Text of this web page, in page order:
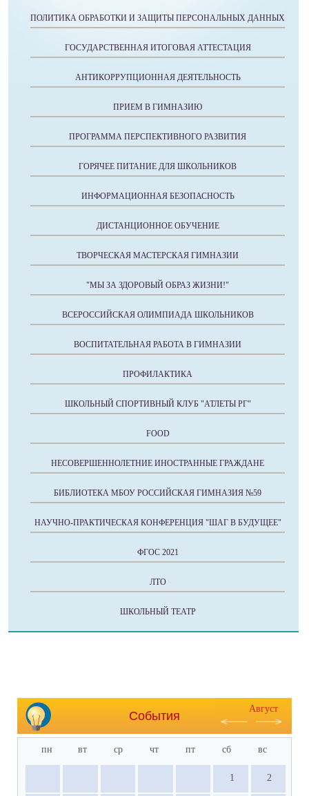
ПОЛИТИКА ОБРАБОТКИ И ЗАЩИТЫ ПЕРСОНАЛЬНЫХ ДАННЫХ
ГОСУДАРСТВЕННАЯ ИТОГОВАЯ АТТЕСТАЦИЯ
АНТИКОРРУПЦИОННАЯ ДЕЯТЕЛЬНОСТЬ
ПРИЕМ В ГИМНАЗИЮ
ПРОГРАММА ПЕРСПЕКТИВНОГО РАЗВИТИЯ
ГОРЯЧЕЕ ПИТАНИЕ ДЛЯ ШКОЛЬНИКОВ
ИНФОРМАЦИОННАЯ БЕЗОПАСНОСТЬ
ДИСТАНЦИОННОЕ ОБУЧЕНИЕ
ТВОРЧЕСКАЯ МАСТЕРСКАЯ ГИМНАЗИИ
"МЫ ЗА ЗДОРОВЫЙ ОБРАЗ ЖИЗНИ!"
ВСЕРОССИЙСКАЯ ОЛИМПИАДА ШКОЛЬНИКОВ
ВОСПИТАТЕЛЬНАЯ РАБОТА В ГИМНАЗИИ
ПРОФИЛАКТИКА
ШКОЛЬНЫЙ СПОРТИВНЫЙ КЛУБ "АТЛЕТЫ РГ"
FOOD
НЕСОВЕРШЕННОЛЕТНИЕ ИНОСТРАННЫЕ ГРАЖДАНЕ
БИБЛИОТЕКА МБОУ РОССИЙСКАЯ ГИМНАЗИЯ №59
НАУЧНО-ПРАКТИЧЕСКАЯ КОНФЕРЕНЦИЯ "ШАГ В БУДУЩЕЕ"
ФГОС 2021
ЛТО
ШКОЛЬНЫЙ ТЕАТР
События
Август
пн вт ср чт пт сб вс
1 2